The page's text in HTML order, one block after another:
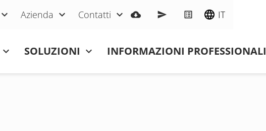
Azienda Contatti IT
SOLUZIONI INFORMAZIONI PROFESSIONALI